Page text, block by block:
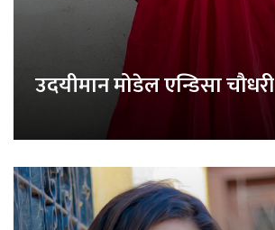
उदयीमान मोडेल एन्डिसा चौधरी